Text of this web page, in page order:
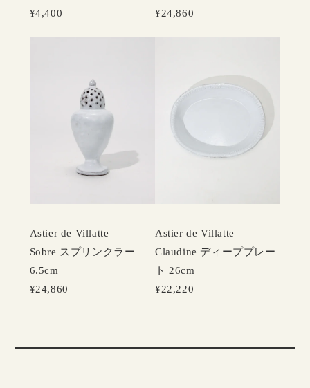
¥4,400
¥24,860
Astier de Villatte
Sobre スプリンクラー
6.5cm
¥24,860
Astier de Villatte
Claudine ディーププレー
ト 26cm
¥22,220